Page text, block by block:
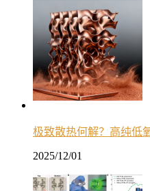
极致散热何解？高纯低
2025/12/01